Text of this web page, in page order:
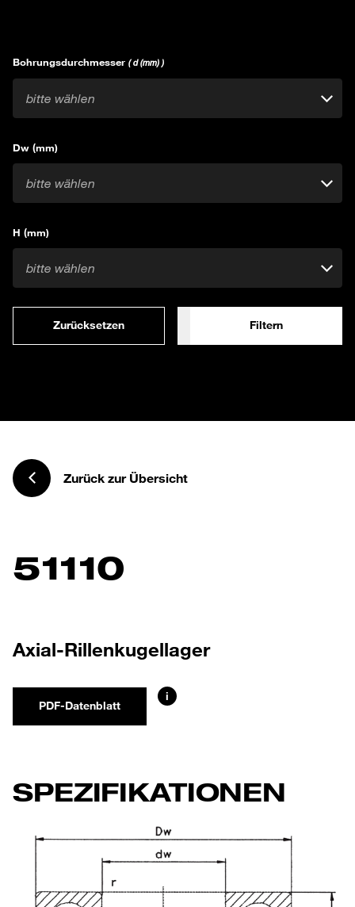
Bohrungsdurchmesser ( d (mm) )
bitte wählen
Dw (mm)
bitte wählen
H (mm)
bitte wählen
Zurücksetzen Filtern
Zurück zur Übersicht
51110
Axial-Rillenkugellager
PDF-Datenblatt
i
SPEZIFIKATIONEN